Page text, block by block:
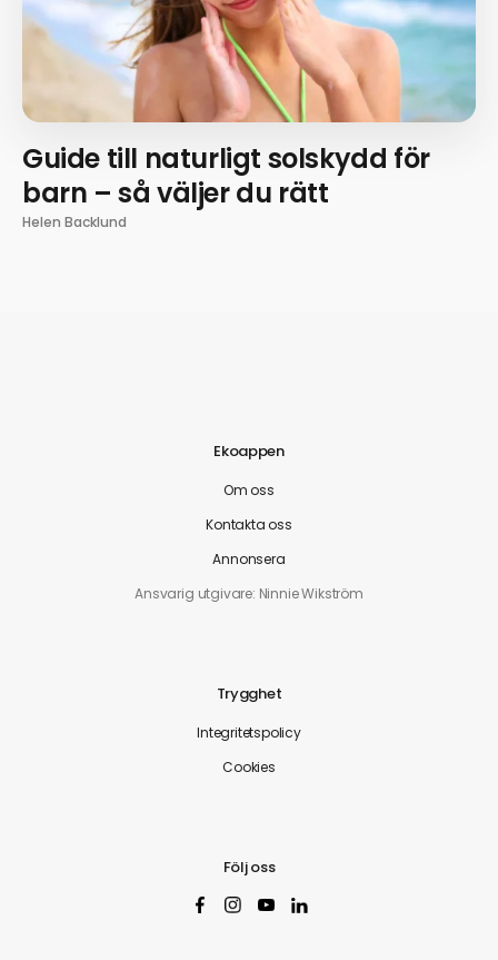
Guide till naturligt solskydd för
barn – så väljer du rätt
Helen Backlund
Ekoappen
Om oss
Kontakta oss
Annonsera
Ansvarig utgivare: Ninnie Wikström
Trygghet
Integritetspolicy
Cookies
Följ oss